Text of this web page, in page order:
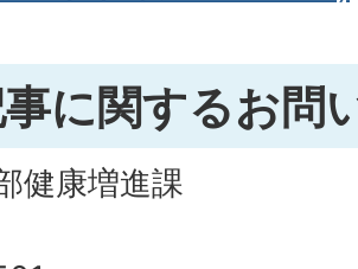
に関するお問
健康増進課